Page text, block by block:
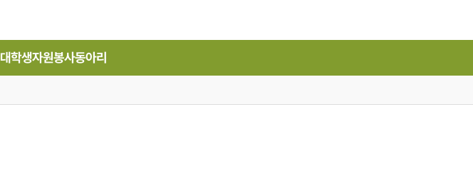
대학생자원봉사동아리